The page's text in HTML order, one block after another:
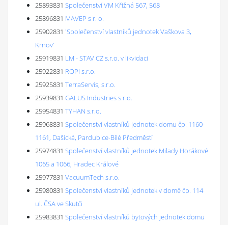
25893831 Společenství VM Křižná 567, 568
25896831 MAVEP s r. o.
25902831 'Společenství vlastníků jednotek Vaškova 3,
Krnov'
25919831 LM - STAV CZ s.r.o. v likvidaci
25922831 ROPI s.r.o.
25925831 TerraServis, s.r.o.
25939831 GALUS Industries s.r.o.
25954831 TYHAN s.r.o.
25968831 Společenství vlastníků jednotek domu čp. 1160-
1161, Dašická, Pardubice-Bílé Předměstí
25974831 Společenství vlastníků jednotek Milady Horákové
1065 a 1066, Hradec Králové
25977831 VacuumTech s.r.o.
25980831 Společenství vlastníků jednotek v domě čp. 114
ul. ČSA ve Skutči
25983831 Společenství vlastníků bytových jednotek domu